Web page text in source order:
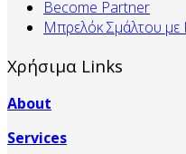
Become Partner
Mπρελόκ Σμάλτου με
Χρήσιμα Links
About
Services